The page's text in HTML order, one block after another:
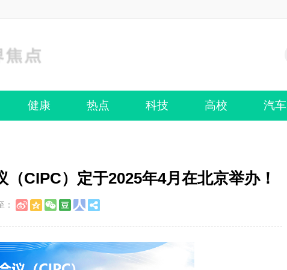
健康 热点 科技 高校 汽车
CIPC）定于2025年4月在北京举办！
：